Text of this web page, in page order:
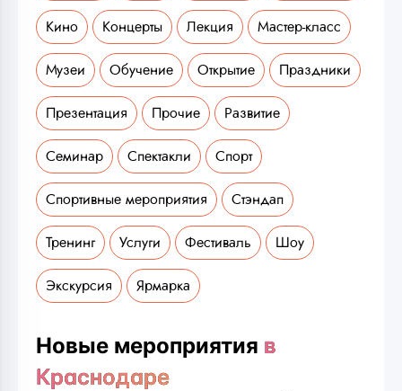
Кино Концерты Лекция Мастер-класс
Музеи Обучение Открытие Праздники
Презентация Прочие Развитие
Семинар Спектакли Спорт
Спортивные мероприятия Стэндап
Тренинг Услуги Фестиваль Шоу
Экскурсия Ярмарка
Новые мероприятия в
Краснодаре